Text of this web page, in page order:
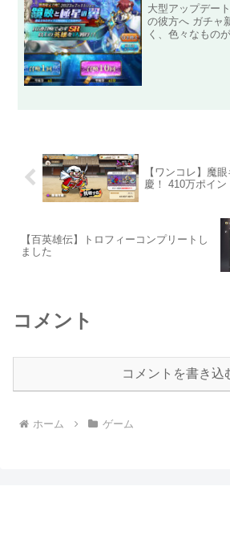
大型アップデー
の彼方へ ガチャ
く、色々なもの
【ワンコレ】魔
慶！ 410万ポイン
【百英雄伝】トロフィーコンプリートし
ました
コメント
コメントを書き込
ホーム ゲーム